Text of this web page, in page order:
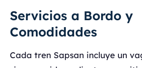
Servicios a Bordo y
Comodidades
Cada tren Sapsan incluye un